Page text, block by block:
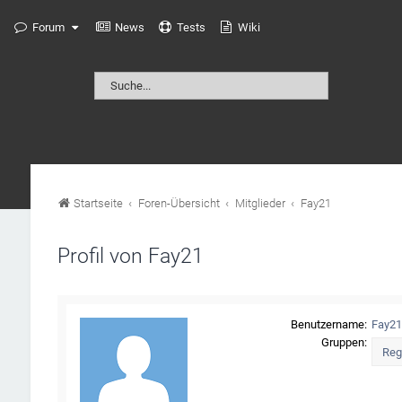
Forum News Tests Wiki
Startseite Foren-Übersicht Mitglieder Fay21
Profil von Fay21
Benutzername: Fay21
Gruppen: